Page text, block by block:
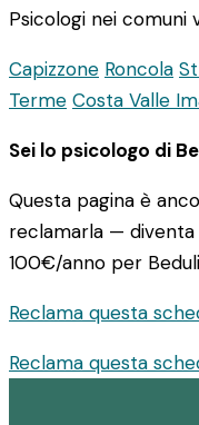
Psicologi nei comuni
Capizzone Roncola
Terme Costa Valle
Sei lo psicologo di
Questa pagina è
reclamarla — diventa
100€/anno per
Reclama questa
Reclama questa